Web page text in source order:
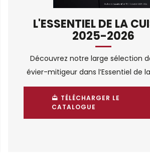
L'ESSENTIEL DE LA
2025-2026
Découvrez notre large sélection
évier-mitigeur dans l’Essentiel de
TÉLÉCHARGER LE
CATALOGUE